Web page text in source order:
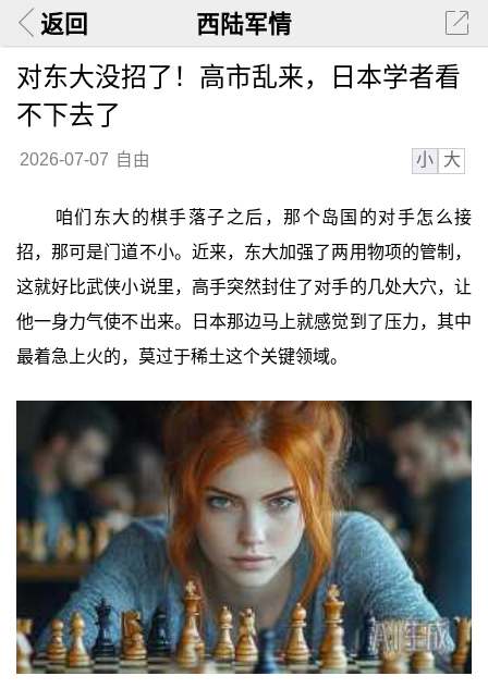
返回 西陆军情
对东大没招了！高市乱来，日本学者看
不下去了
2026-07-07 自由 小 大
咱们东大的棋手落子之后，那个岛国的对手怎么接
招，那可是门道不小。近来，东大加强了两用物项的管制，
这就好比武侠小说里，高手突然封住了对手的几处大穴，让
他一身力气使不出来。日本那边马上就感觉到了压力，其中
最着急上火的，莫过于稀土这个关键领域。